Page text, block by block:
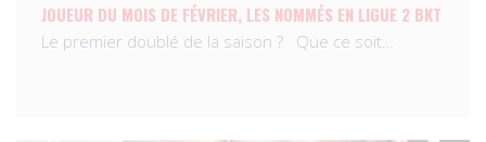
JOUEUR DU MOIS DE FÉVRIER, LES NOMMÉS EN LIGUE 2 BKT
Le premier doublé de la saison ? Que ce soit…